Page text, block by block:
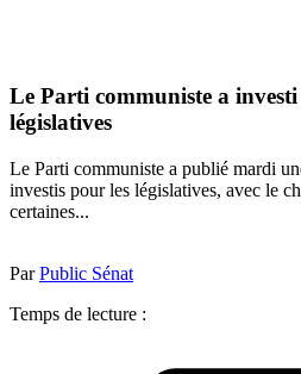
Le Parti communiste a
législatives
Le Parti communiste a publié mardi
investis pour les législatives, avec le
certaines...
ParPublic Sénat
Temps de lecture :